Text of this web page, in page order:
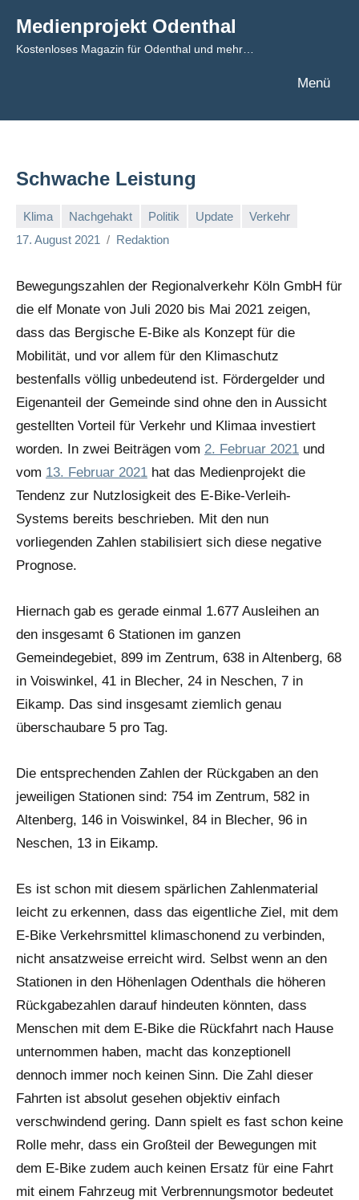
Inhalt
springen
Medienprojekt Odenthal
Kostenloses Magazin für Odenthal und mehr…
Menü
Schwache Leistung
Klima Nachgehakt Politik Update
Verkehr
17. August 2021
Redaktion
Bewegungszahlen der Regionalverkehr Köln GmbH für
die elf Monate von Juli 2020 bis Mai 2021 zeigen,
dass das Bergische E-Bike als Konzept für die
Mobilität, und vor allem für den Klimaschutz
bestenfalls völlig unbedeutend ist. Fördergelder und
Eigenanteil der Gemeinde sind ohne den in Aussicht
gestellten Vorteil für Verkehr und Klimaa investiert
worden. In zwei Beiträgen vom 2. Februar 2021 und
vom 13. Februar 2021 hat das Medienprojekt die
Tendenz zur Nutzlosigkeit des E-Bike-Verleih-
Systems bereits beschrieben. Mit den nun
vorliegenden Zahlen stabilisiert sich diese negative
Prognose.
Hiernach gab es gerade einmal 1.677 Ausleihen an
den insgesamt 6 Stationen im ganzen
Gemeindegebiet, 899 im Zentrum, 638 in Altenberg, 68
in Voiswinkel, 41 in Blecher, 24 in Neschen, 7 in
Eikamp. Das sind insgesamt ziemlich genau
überschaubare 5 pro Tag.
Die entsprechenden Zahlen der Rückgaben an den
jeweiligen Stationen sind: 754 im Zentrum, 582 in
Altenberg, 146 in Voiswinkel, 84 in Blecher, 96 in
Neschen, 13 in Eikamp.
Es ist schon mit diesem spärlichen Zahlenmaterial
leicht zu erkennen, dass das eigentliche Ziel, mit dem
E-Bike Verkehrsmittel klimaschonend zu verbinden,
nicht ansatzweise erreicht wird. Selbst wenn an den
Stationen in den Höhenlagen Odenthals die höheren
Rückgabezahlen darauf hindeuten könnten, dass
Menschen mit dem E-Bike die Rückfahrt nach Hause
unternommen haben, macht das konzeptionell
dennoch immer noch keinen Sinn. Die Zahl dieser
Fahrten ist absolut gesehen objektiv einfach
verschwindend gering. Dann spielt es fast schon keine
Rolle mehr, dass ein Großteil der Bewegungen mit
dem E-Bike zudem auch keinen Ersatz für eine Fahrt
mit einem Fahrzeug mit Verbrennungsmotor bedeutet